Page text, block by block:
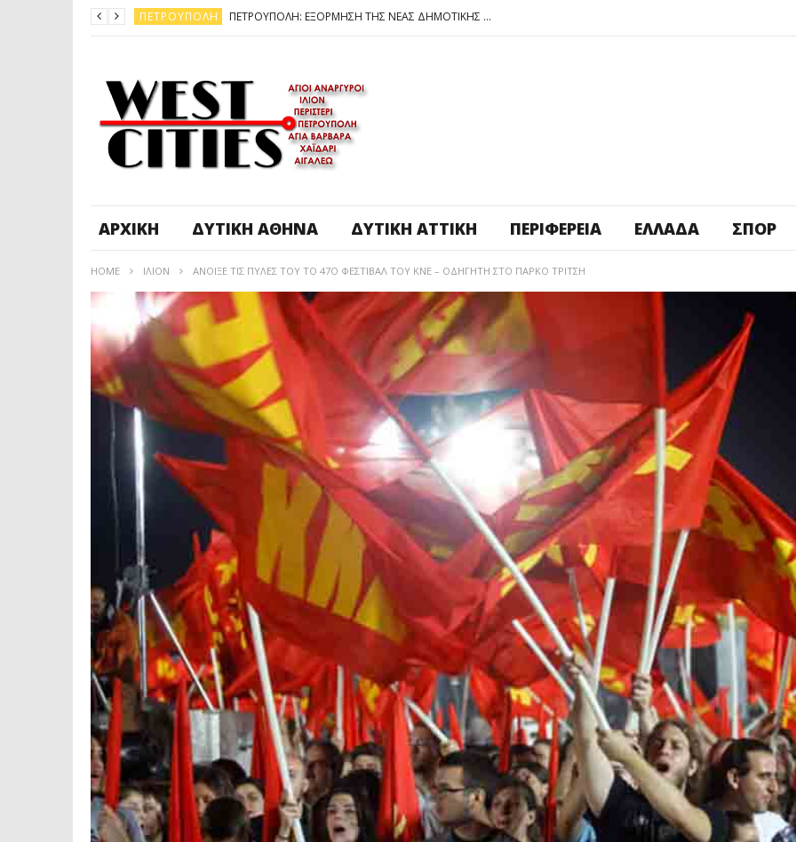
ΠΕΤΡΟΎΠΟΛΗ ΠΕΤΡΟΥΠΟΛΗ: ΕΞΟΡΜΗΣΗ ΤΗΣ ΝΕΑΣ ΔΗΜΟΤΙΚΗΣ ΑΡΧΗΣ ΣΤΑ ΣΧΟΛΕΙΑ
ΠΕΤΡΟΎΠΟΛΗ
ΠΕΤΡΟΎΠΟΛΗ
ΔΥΤΙΚΉ ΑΤΤΙΚΉ ΚΑΙΡΟΣ: ΕΡΧΟΝΤΑΙ ΧΙΟΝΙΑ
ΠΕΤΡΟΎΠΟΛΗ
ΑΡΧΙΚΉ ΔΥΤΙΚΉ ΑΘΉΝΑ ΔΥΤΙΚΉ ΑΤΤΙΚΉ ΠΕΡΙΦΈΡΕΙΑ ΕΛΛΆΔΑ ΣΠΟΡ
HOME ΊΛΙΟΝ ΑΝΟΙΞΕ ΤΙΣ ΠΥΛΕΣ ΤΟΥ ΤΟ 47Ο ΦΕΣΤΙΒΑΛ ΤΟΥ ΚΝΕ – ΟΔΗΓΗΤΗ ΣΤΟ ΠΑΡΚΟ ΤΡΙΤΣΗ